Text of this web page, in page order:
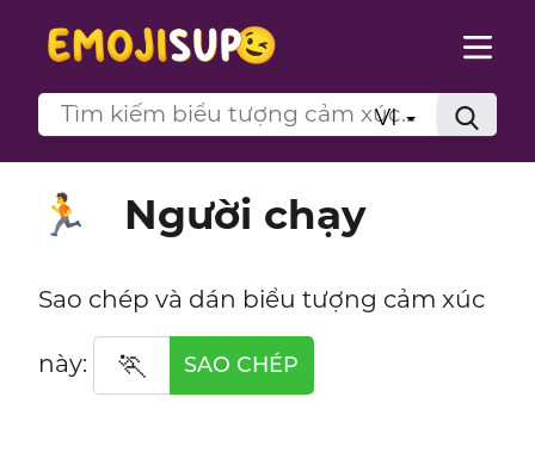
VI
🏃 Người chạy
Sao chép và dán biểu tượng cảm xúc
này: 🏃 SAO CHÉP